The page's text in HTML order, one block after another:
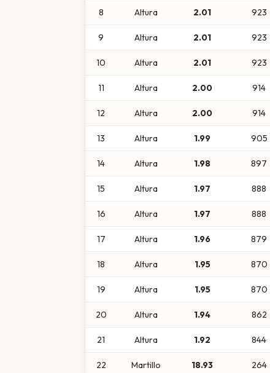
8 Altura 2.01 923
9 Altura 2.01 923
10 Altura 2.01 923
11 Altura 2.00 914
12 Altura 2.00 914
13 Altura 1.99 905
14 Altura 1.98 897
15 Altura 1.97 888
16 Altura 1.97 888
17 Altura 1.96 879
18 Altura 1.95 870
19 Altura 1.95 870
20 Altura 1.94 862
21 Altura 1.92 844
22 Martillo 18.93 264